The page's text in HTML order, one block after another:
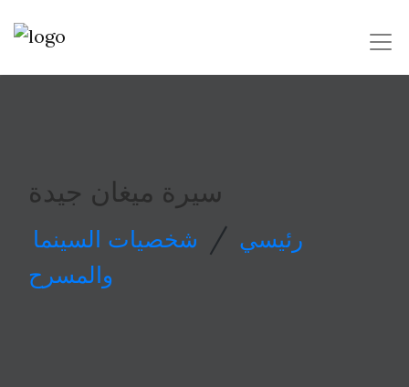
سيرة ميغان جيدة
رئيسي / شخصيات السينما
والمسرح